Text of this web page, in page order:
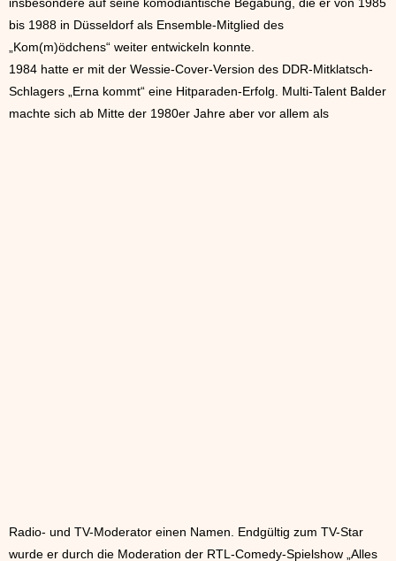
insbesondere auf seine komödiantische Begabung, die er von 1985
bis 1988 in Düsseldorf als Ensemble-Mitglied des
„Kom(m)ödchens“ weiter entwickeln konnte.
1984 hatte er mit der Wessie-Cover-Version des DDR-Mitklatsch-
Schlagers „Erna kommt“ eine Hitparaden-Erfolg. Multi-Talent Balder
machte sich ab Mitte der 1980er Jahre aber vor allem als
Radio- und TV-Moderator einen Namen. Endgültig zum TV-Star
wurde er durch die Moderation der RTL-Comedy-Spielshow „Alles